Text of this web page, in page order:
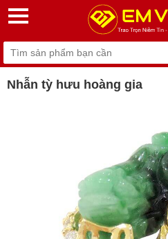
Nhẫn tỳ hưu hoàng gia